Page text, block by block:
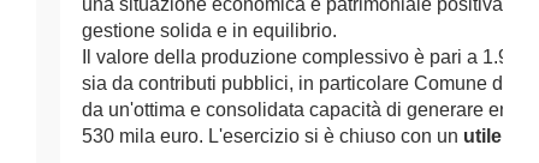
gestione solida e in equilibrio.
Il valore della produzione complessivo è pari a
sia da contributi pubblici, in particolare Comune di
da un'ottima e consolidata capacità di generare
530 mila euro. L'esercizio si è chiuso con un utile